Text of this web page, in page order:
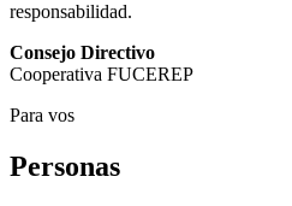
responsabilidad.
Consejo Directivo
Cooperativa FUCEREP
Para vos
Personas